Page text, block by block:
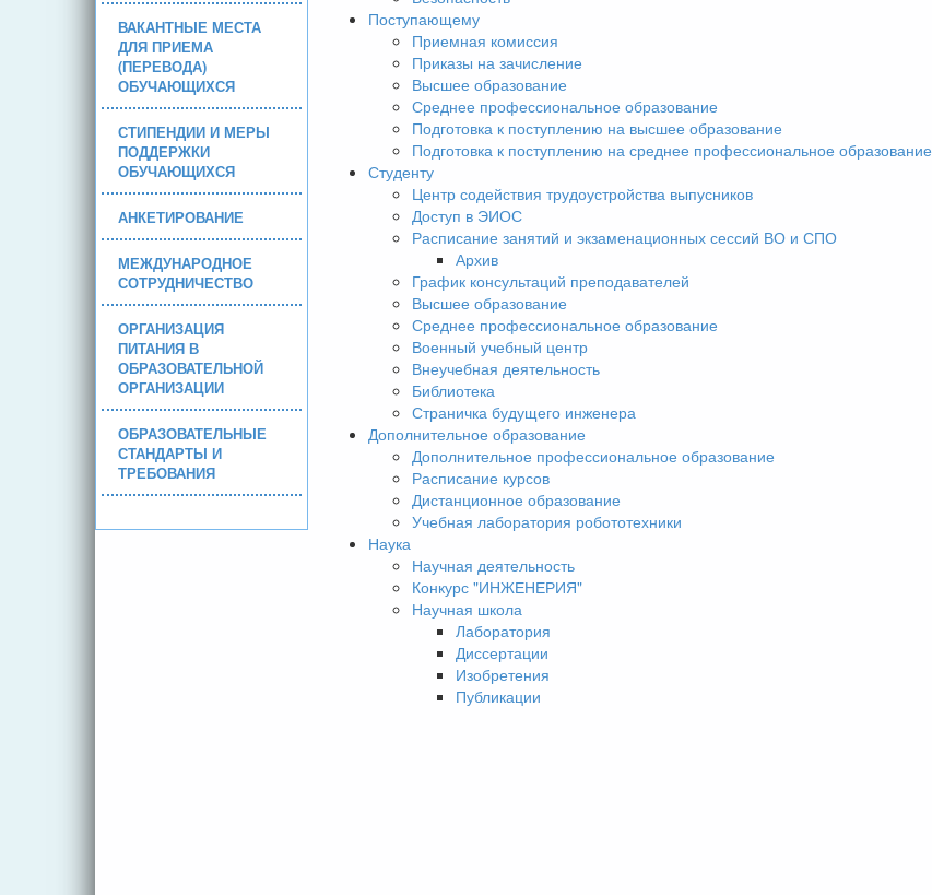
ВАКАНТНЫЕ МЕСТА
ДЛЯ ПРИЕМА
(ПЕРЕВОДА)
ОБУЧАЮЩИХСЯ
СТИПЕНДИИ И МЕРЫ
ПОДДЕРЖКИ
ОБУЧАЮЩИХСЯ
АНКЕТИРОВАНИЕ
МЕЖДУНАРОДНОЕ
СОТРУДНИЧЕСТВО
ОРГАНИЗАЦИЯ
ПИТАНИЯ В
ОБРАЗОВАТЕЛЬНОЙ
ОРГАНИЗАЦИИ
ОБРАЗОВАТЕЛЬНЫЕ
СТАНДАРТЫ И
ТРЕБОВАНИЯ
Поступающему
Приемная комиссия
Приказы на зачисление
Высшее образование
Среднее профессиональное образование
Подготовка к поступлению на высшее образование
Подготовка к поступлению на среднее профессиональное образование
Студенту
Центр содействия трудоустройства выпусников
Доступ в ЭИОС
Расписание занятий и экзаменационных сессий ВО и СПО
Архив
График консультаций преподавателей
Высшее образование
Среднее профессиональное образование
Военный учебный центр
Внеучебная деятельность
Библиотека
Страничка будущего инженера
Дополнительное образование
Дополнительное профессиональное образование
Расписание курсов
Дистанционное образование
Учебная лаборатория робототехники
Наука
Научная деятельность
Конкурс "ИНЖЕНЕРИЯ"
Научная школа
Лаборатория
Диссертации
Изобретения
Публикации